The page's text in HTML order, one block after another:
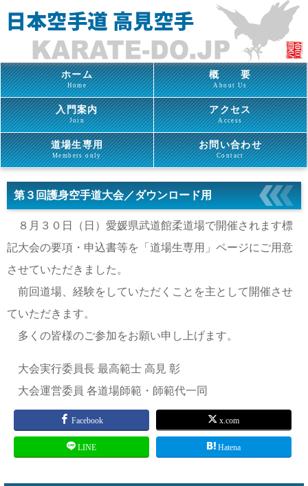
ホーム
Home
概 要
About Us
入門案内
Join
アクセス
Access
道場生専用
Members only
お問い合わせ
Contact
第３回護身空手道大会／ダウンロード用
８月３０日（日）愛媛県武道館柔道場で開催されます標
記大会の要項・申込書等を「道場生専用」ページにご用意
させていただきました。
前回道場、経験をしていただくことを主として開催させ
ていただきます。
多くの皆様のご参加をお願い申し上げます。
大会実行委員長 最高範士 高見 彰
大会運営委員 各道場師範・師範代一同
Facebook x.com
LINE Hatena